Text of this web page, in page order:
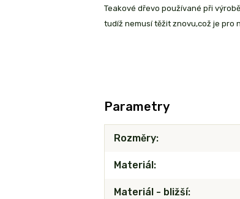
Teakové dřevo používané při
tudíž nemusí těžit znovu,což je pro
Parametry
Rozměry
Materiál
Materiál - bližší